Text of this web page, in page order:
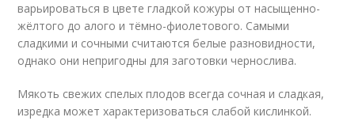
варьироваться в цвете гладкой кожуры от насыщенно-
жёлтого до алого и тёмно-фиолетового. Самыми
сладкими и сочными считаются белые разновидности,
однако они непригодны для заготовки чернослива.
Мякоть свежих спелых плодов всегда сочная и сладкая,
изредка может характеризоваться слабой кислинкой.